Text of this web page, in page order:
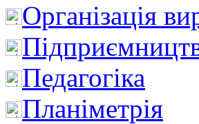
Організація
Педагогіка
Планіметрія